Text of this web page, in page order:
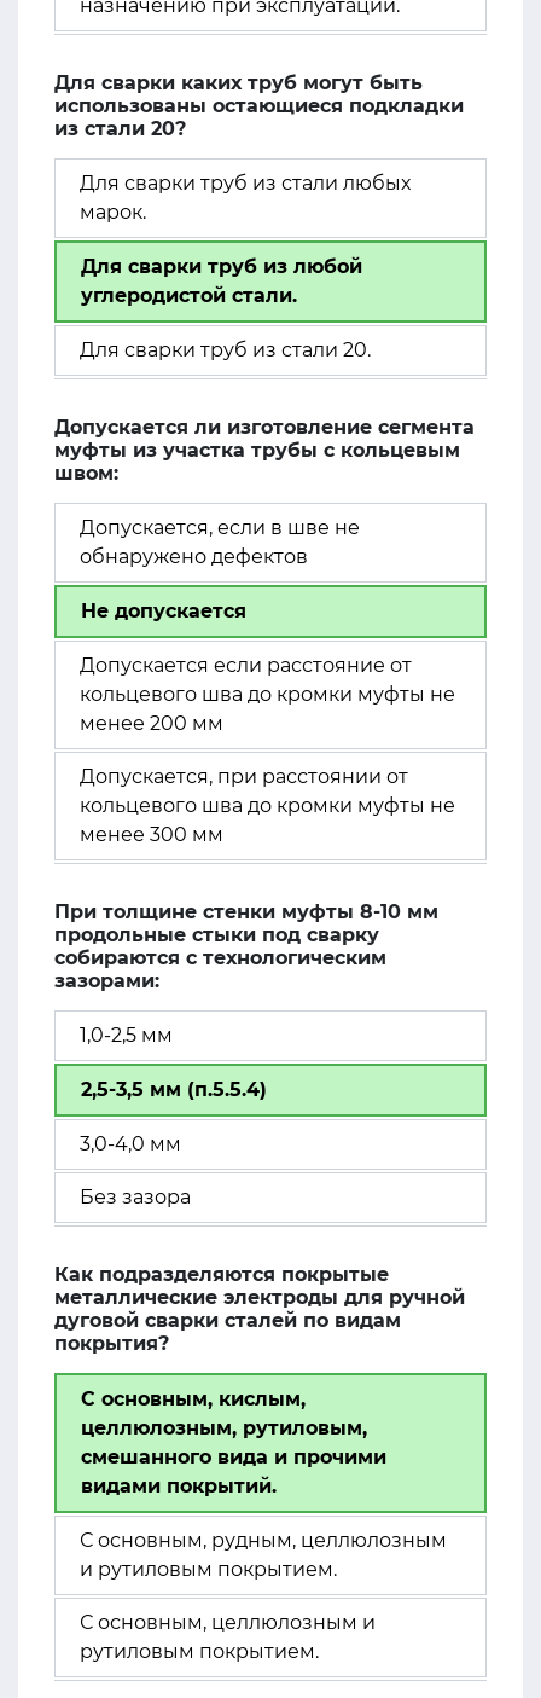
назначению при эксплуатации.
Для сварки каких труб могут быть
использованы остающиеся подкладки
из стали 20?
Для сварки труб из стали любых
марок.
Для сварки труб из любой
углеродистой стали.
Для сварки труб из стали 20.
Допускается ли изготовление сегмента
муфты из участка трубы с кольцевым
швом:
Допускается, если в шве не
обнаружено дефектов
Не допускается
Допускается если расстояние от
кольцевого шва до кромки муфты не
менее 200 мм
Допускается, при расстоянии от
кольцевого шва до кромки муфты не
менее 300 мм
При толщине стенки муфты 8-10 мм
продольные стыки под сварку
собираются с технологическим
зазорами:
1,0-2,5 мм
2,5-3,5 мм (п.5.5.4)
3,0-4,0 мм
Без зазора
Как подразделяются покрытые
металлические электроды для ручной
дуговой сварки сталей по видам
покрытия?
С основным, кислым,
целлюлозным, рутиловым,
смешанного вида и прочими
видами покрытий.
С основным, рудным, целлюлозным
и рутиловым покрытием.
С основным, целлюлозным и
рутиловым покрытием.